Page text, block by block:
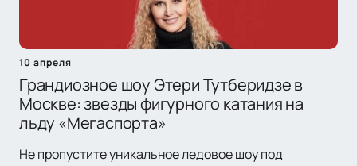
10 апреля
Грандиозное шоу Этери Тутберидзе в
Москве: звезды фигурного катания на
льду «Мегаспорта»
Не пропустите уникальное ледовое шоу под